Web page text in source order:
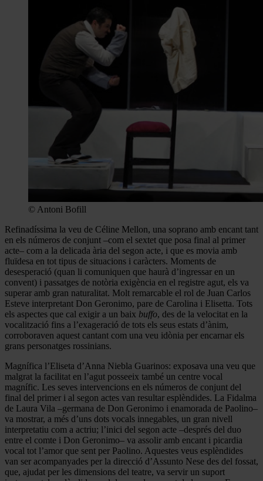
© Antoni Bofill
Refinadíssima la veu de Céline Mellon, una soprano amb encant tant
en els números de conjunt –com el sextet que posa final al primer
acte– com a la delicada ària del segon acte, i que es movia amb
fluïdesa en tot tipus de situacions i caràcters. Moments de
desesperació (quan li comuniquen que haurà d’ingressar en un
convent) i passatges de notòria exigència en el registre agut, els va
superar amb gran naturalitat. Molt remarcable el rol de Juan Carlos
Esteve interpretant Don Geronimo, pare de Carolina i Elisetta. Tots
els aspectes que cal exigir a un baix buffo, des de la velocitat en la
vocalització fins a l’exageració de tots els seus estats d’ànim,
corroboraven aquest cantant com una veu idònia per encarnar els
grans personatges rossinians.
Magnífica l’Eliseta d’Anna Niebla Guarinos: exposava una veu que
malgrat la facilitat en l’agut posseeix també un centre vocal
magnífic. Les seves intervencions en els números de conjunt del
final del primer i al segon actes van resultar esplèndides. La Fidalma
de Laura Vila –germana de Don Geronimo i enamorada de Paolino–
va mostrar, a més d’uns dots vocals innegables, un gran nivell
interpretatiu com a actriu; l’inici del segon acte –després del duo
entre el comte i Don Geronimo– va assolir amb encant i picardia
vocal tot l’amor que sent per Paolino. Aquestes veus esplèndides
van ser acompanyades per la direcció d’Assunto Nese des del fossat,
que, ajudat per les dimensions del teatre, va servir un suport